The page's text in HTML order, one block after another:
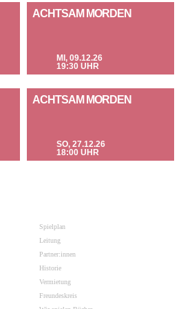
einen richtig guten Job. Gerade
ACHTSAM MORDEN
MI, 09.12.26
19:30 UHR
ACHTSAM MORDEN
SO, 27.12.26
18:00 UHR
Spielplan
Leitung
Partner:innen
Historie
Vermietung
Freundeskreis